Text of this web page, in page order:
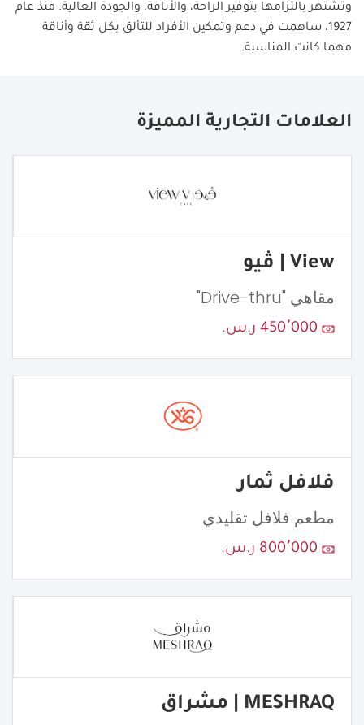
وتشتهر بالتزامها بتوفير الراحة، والأناقة، والجودة العالية. منذ عام
1927، ساهمت في دعم وتمكين الأفراد للتألق بكل ثقة وأناقة
مهما كانت المناسبة.
العلامات التجارية المميزة
View | ڤيو
مقاهي "Drive-thru"
450٬000 ر.س.
فلافل ثمار
مطعم فلافل تقليدي
800٬000 ر.س.
MESHRAQ | مشراق